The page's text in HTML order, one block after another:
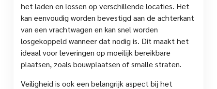
het laden en lossen op verschillende locaties. Het
kan eenvoudig worden bevestigd aan de achterkant
van een vrachtwagen en kan snel worden
losgekoppeld wanneer dat nodig is. Dit maakt het
ideaal voor leveringen op moeilijk bereikbare
plaatsen, zoals bouwplaatsen of smalle straten.
Veiligheid is ook een belangrijk aspect bij het